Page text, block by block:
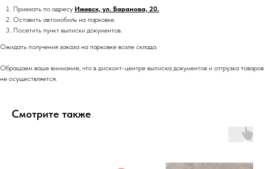
Приехать по адресу Ижевск, ул. Баранова, 20.
Оставить автомобиль на парковке.
Посетить пункт выписки документов.
Ожидать получения заказа на парковке возле склада.
Обращаем ваше внимание, что в дисконт-центре выписка документов и отгрузка товаров
не осуществляется.
Смотрите также